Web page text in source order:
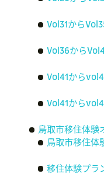
Vol31から
Vol36から
Vol41から
Vol41から
鳥取市移住体験
鳥取市移住体
移住体験プラ